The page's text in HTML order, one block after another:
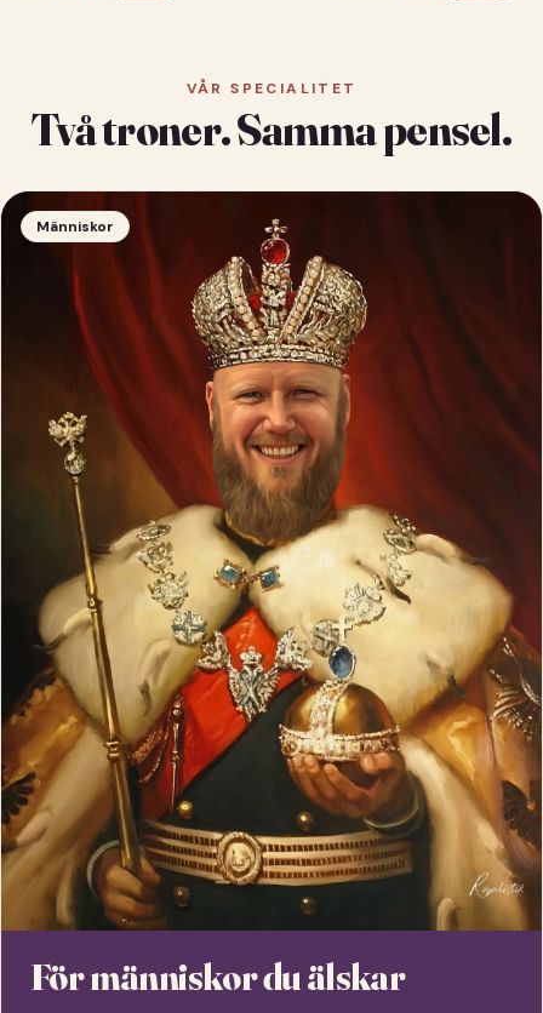
VÅR SPECIALITET
Två troner. Samma pensel.
Människor
För människor du älskar